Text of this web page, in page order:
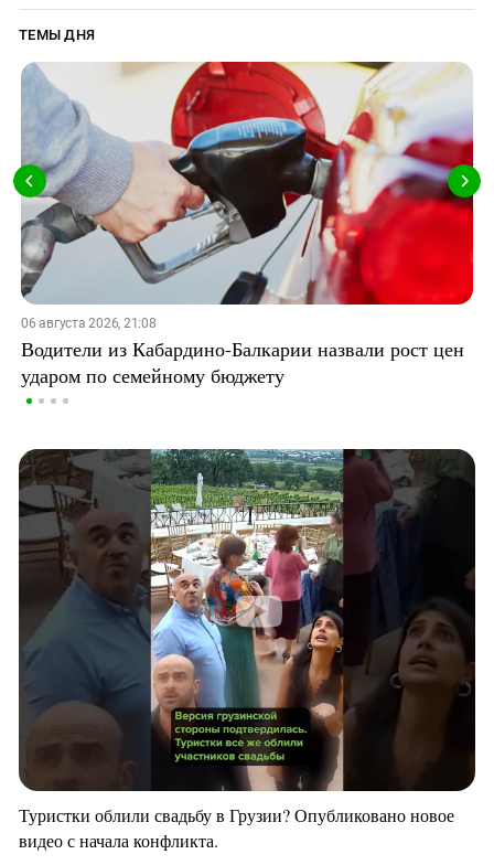
ТЕМЫ ДНЯ
06 августа 2026, 21:08
Водители из Кабардино-Балкарии назвали рост цен
ударом по семейному бюджету
Туристки облили свадьбу в Грузии? Опубликовано новое
видео с начала конфликта.